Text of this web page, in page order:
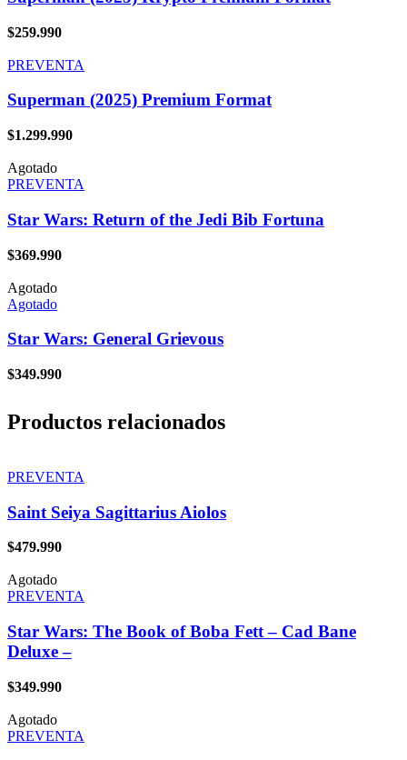
$259.990
PREVENTA
Superman (2025) Premium Format
$1.299.990
Agotado
PREVENTA
Star Wars: Return of the Jedi Bib Fortuna
$369.990
Agotado
Agotado
Star Wars: General Grievous
$349.990
Productos relacionados
PREVENTA
Saint Seiya Sagittarius Aiolos
$479.990
Agotado
PREVENTA
Star Wars: The Book of Boba Fett – Cad Bane
Deluxe –
$349.990
Agotado
PREVENTA